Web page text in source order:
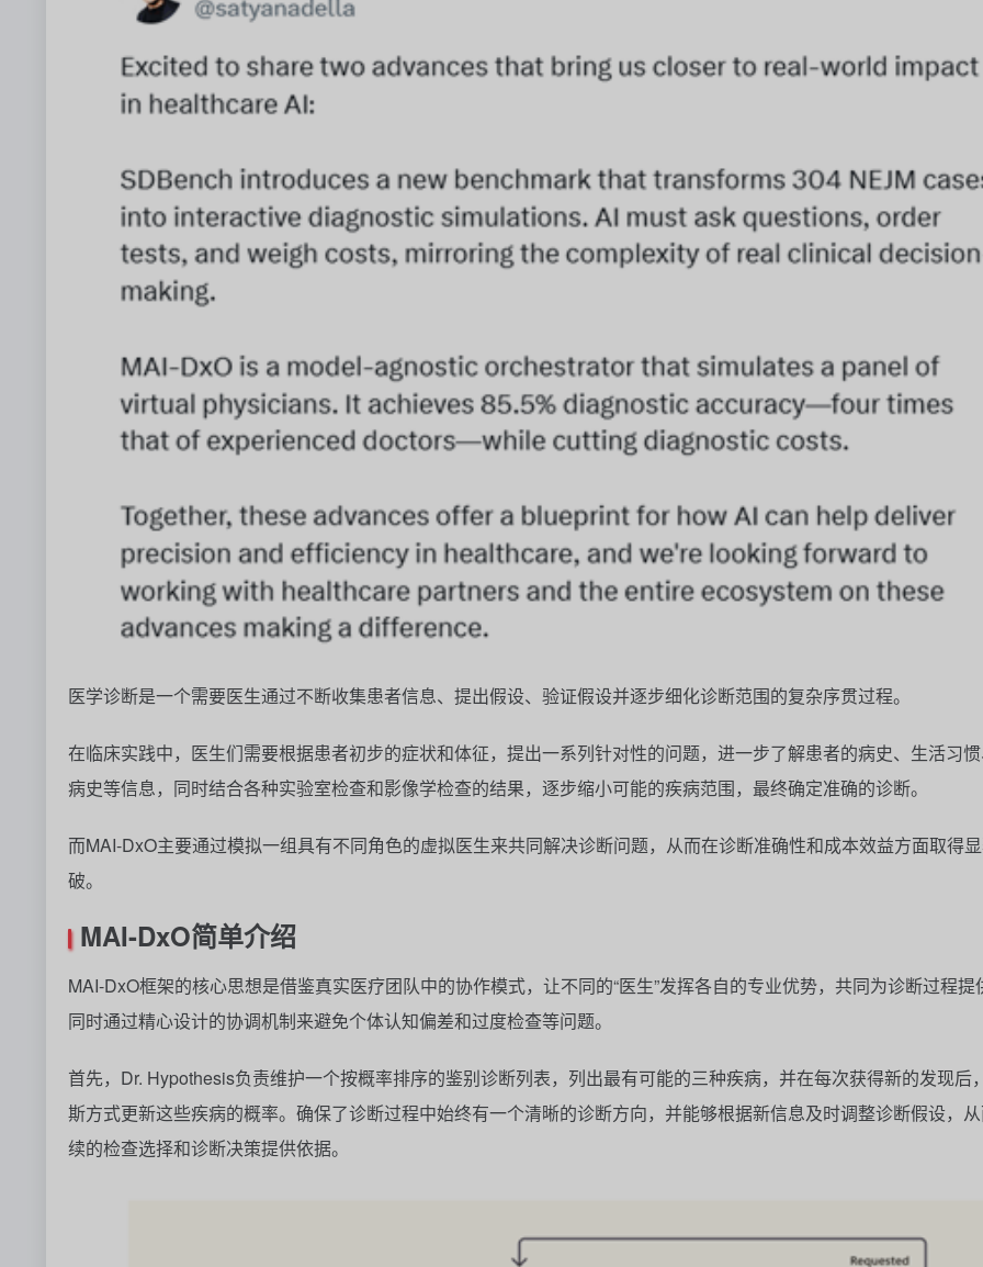
医学诊断是一个需要医生通过不断收集患者信息、提出假设、验证假设并逐步细化诊断范围的复杂序贯过程。
在临床实践中，医生们需要根据患者初步的症状和体征，提出一系列针对性的问题，进一步了解患者的病史、生活习
病史等信息，同时结合各种实验室检查和影像学检查的结果，逐步缩小可能的疾病范围，最终确定准确的诊断。
而MAI-DxO主要通过模拟一组具有不同角色的虚拟医生来共同解决诊断问题，从而在诊断准确性和成本效益方面取得
破。
MAI-DxO简单介绍
MAI-DxO框架的核心思想是借鉴真实医疗团队中的协作模式，让不同的“医生”发挥各自的专业优势，共同为诊断过程提
同时通过精心设计的协调机制来避免个体认知偏差和过度检查等问题。
首先， Dr. Hypothesis负责维护一个按概率排序的鉴别诊断列表，列出最有可能的三种疾病，并在每次获得新的发现后
斯方式更新这些疾病的概率。确保了诊断过程中始终有一个清晰的诊断方向，并能够根据新信息及时调整诊断假设，
续的检查选择和诊断决策提供依据。